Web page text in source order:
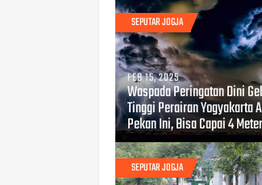
SEPUTAR JOGJA
FEB 15, 2025
Waspada Peringatan Dini
Tinggi Perairan Yogyakarta
Pekan Ini, Bisa Capai 4 Meter
SEPUTAR JOGJA